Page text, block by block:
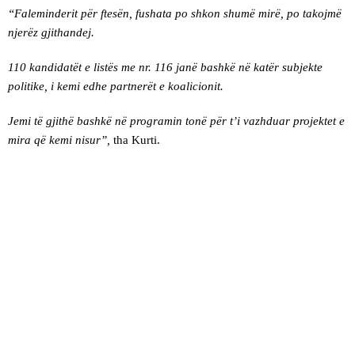
“Faleminderit për ftesën, fushata po shkon shumë mirë, po takojmë
njerëz gjithandej.
110 kandidatët e listës me nr. 116 janë bashkë në katër subjekte
politike, i kemi edhe partnerët e koalicionit.
Jemi të gjithë bashkë në programin tonë për t’i vazhduar projektet e
mira që kemi nisur”, tha Kurti.